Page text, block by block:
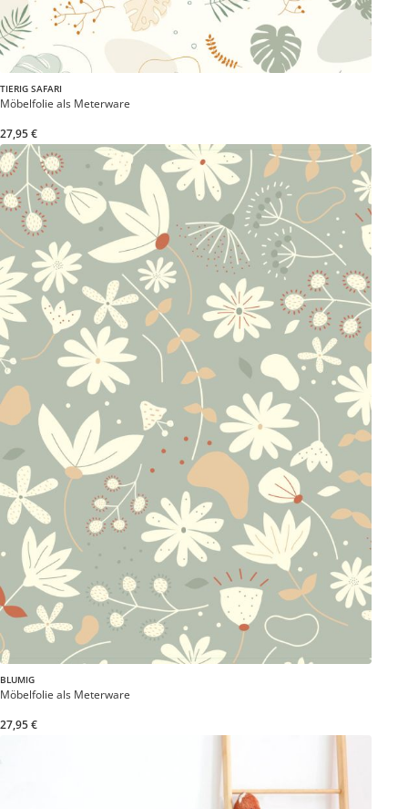
TIERIG SAFARI
Möbelfolie als Meterware
27,95 €
BLUMIG
Möbelfolie als Meterware
27,95 €